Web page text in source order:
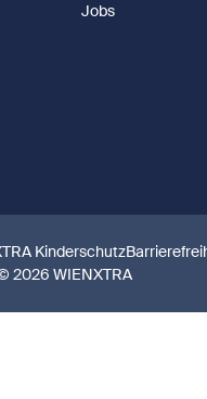
Jobs
2026 WIENXTRA
Kinderschutz